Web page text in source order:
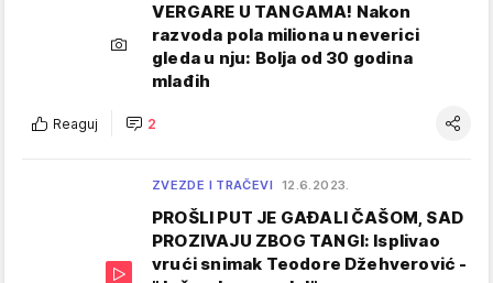
VERGARE U TANGAMA! Nakon
razvoda pola miliona u neverici
gleda u nju: Bolja od 30 godina
mlađih
Reaguj 2
ZVEZDE I TRAČEVI 12.6.2023.
PROŠLI PUT JE GAĐALI ČAŠOM, SAD
PROZIVAJU ZBOG TANGI: Isplivao
vrući snimak Teodore Džehverović -